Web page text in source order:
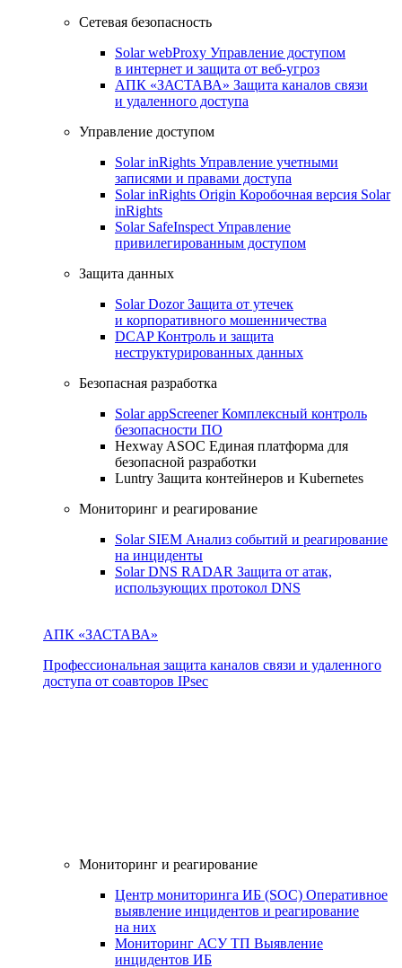
Сетевая безопасность
Solar webProxy Управление доступом
в интернет и защита от веб-угроз
АПК «ЗАСТАВА» Защита каналов связи
и удаленного доступа
Управление доступом
Solar inRights Управление учетными
записями и правами доступа
Solar inRights Origin Коробочная версия Solar
inRights
Solar SafeInspect Управление
привилегированным доступом
Защита данных
Solar DozorЗащита от утечек
и корпоративного мошенничества
DCAPКонтроль и защита
неструктурированных данных
Безопасная разработка
Solar appScreenerКомплексный контроль
безопасности ПО
Hexway ASOC Единая платформа для
безопасной разработки
Luntry Защита контейнеров и Kubernetes
Мониторинг и реагирование
Solar SIEM Анализ событий и реагирование
на инциденты
Solar DNS RADAR Защита от атак,
использующих протокол DNS
АПК «ЗАСТАВА»
Профессиональная защита каналов связи и удаленного
доступа от соавторов IPsec
Мониторинг и реагирование
Центр мониторинга ИБ (SOC) Оперативное
выявление инцидентов и реагирование
на них
Мониторинг АСУ ТП Выявление
инцидентов ИБ